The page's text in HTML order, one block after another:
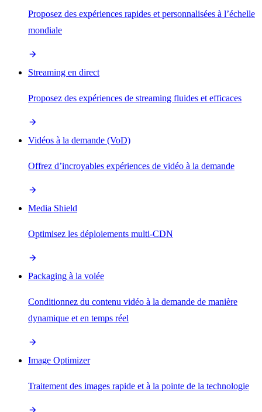
Proposez des expériences rapides et personnalisées à l’échelle
mondiale
Streaming en direct
Proposez des expériences de streaming fluides et efficaces
Vidéos à la demande (VoD)
Offrez d’incroyables expériences de vidéo à la demande
Media Shield
Optimisez les déploiements multi-CDN
Packaging à la volée
Conditionnez du contenu vidéo à la demande de manière
dynamique et en temps réel
Image Optimizer
Traitement des images rapide et à la pointe de la technologie